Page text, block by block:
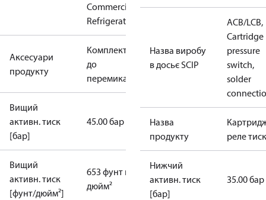
Commercial
Refrigeration
Аксесуари
продукту
Комплектуючі
до
перемикачів
Вищий
активн. тиск
[бар]
45.00 бар
Вищий
активн. тиск
[фунт/дюйм²]
653 фунт на
дюйм²
Назва виробу
в досьє SCIP
ACB/LCB,
Cartridge
pressure
switch,
solder
Назва
продукту
реле
Нижчий
активн. тиск
[бар]
35.00 бар